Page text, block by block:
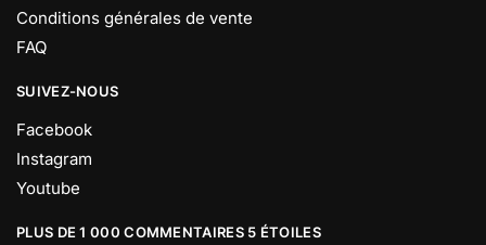
Conditions générales de vente
FAQ
SUIVEZ-NOUS
Facebook
Instagram
Youtube
PLUS DE 1 000 COMMENTAIRES 5 ÉTOILES